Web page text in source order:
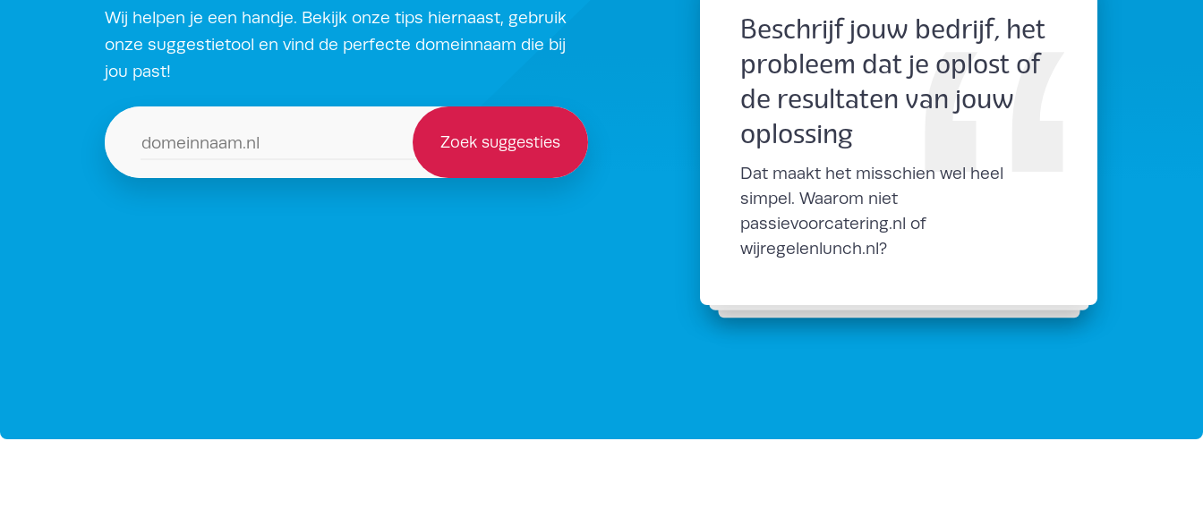
Wij helpen je een handje. Bekijk onze tips hiernaast, gebruik
onze suggestietool en vind de perfecte domeinnaam die bij
jou past!
Zoek suggesties
Beschrijf jouw bedrijf, het
probleem dat je oplost of
de resultaten van jouw
oplossing
Dat maakt het misschien wel heel
simpel. Waarom niet
passievoorcatering.nl of
wijregelenlunch.nl?